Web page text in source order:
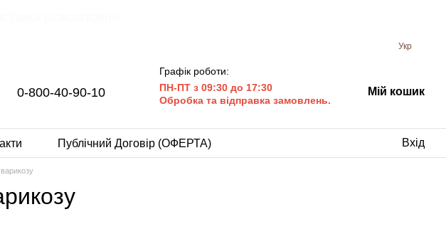
Укр
0-800-40-90-10
Графік роботи:
ПН-ПТ з 09:30 до 17:30
Обробка та відправка замовлень.
Мій кошик
Публічний Договір (ОФЕРТА) Вхід